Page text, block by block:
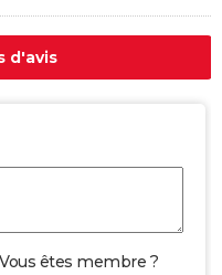
d'avis
Vous êtes membre ?